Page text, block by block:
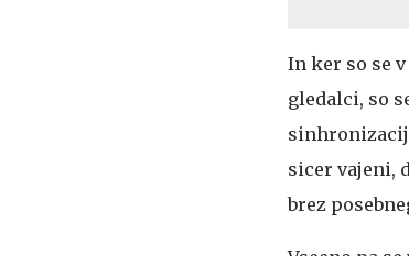
In ker so se
gledalci, so
sicer vajeni,
brez